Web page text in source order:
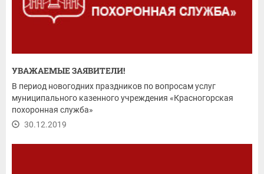
УВАЖАЕМЫЕ ЗАЯВИТЕЛИ!
В период новогодних праздников по вопросам услуг
муниципального казенного учреждения «Красногорская
похоронная служба»
30.12.2019